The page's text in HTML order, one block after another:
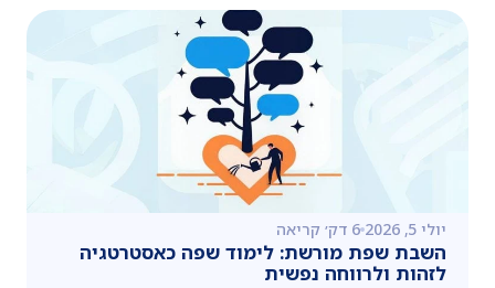
יולי 5, 2026 6 דק׳ קריאה
השבת שפת מורשת: לימוד שפה כאסטרטגיה
לזהות ולרווחה נפשית